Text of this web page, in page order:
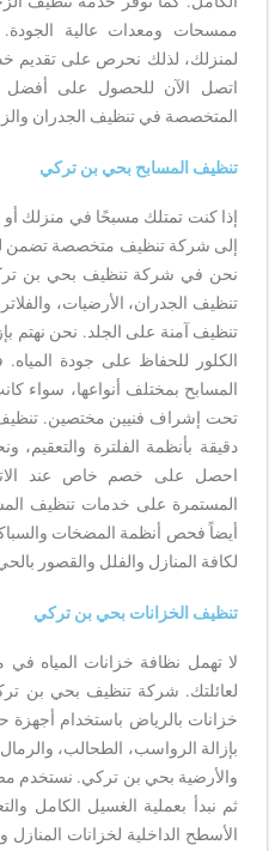
ممسحات ومعدات عالية الجودة.
لمنزلك، لذلك نحرص على تقديم
اتصل الآن للحصول على
المتخصصة في تنظيف الجدران
تنظيف المسابح بحي بن تركي
إذا كنت تمتلك مسبحًا في منزلك
إلى شركة تنظيف متخصصة تضمن
نحن في شركة تنظيف بحي بن
تنظيف الجدران، الأرضيات،
تنظيف آمنة على الجلد. نحن نهتم
الكلور للحفاظ على جودة
المسابح بمختلف أنواعها، سواء
تحت إشراف فنيين مختصين.
دقيقة بأنظمة الفلترة
احصل على خصم خاص عند
المستمرة على خدمات تنظيف
أيضاً فحص أنظمة المضخات
لكافة المنازل والفلل والقصور
تنظيف الخزانات بحي بن تركي
لا تهمل نظافة خزانات المياه
لعائلتك. شركة تنظيف بحي بن
خزانات بالرياض باستخدام
بإزالة الرواسب، الطحالب،
والأرضية بحي بن تركي. نستخدم
ثم نبدأ بعملية الغسيل الكامل
الأسطح الداخلية لخزانات